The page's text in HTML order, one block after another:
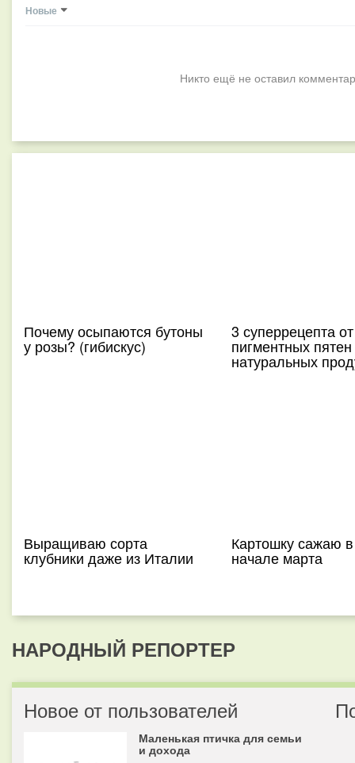
Новые
Никто ещё не оставил
Почему осыпаются бутоны
у розы? (гибискус)
3 суперрецепта от
пигментных пятен
натуральных
Выращиваю сорта
клубники даже из Италии
Картошку сажаю
начале марта
НАРОДНЫЙ РЕПОРТЕР
Новое от пользователей
Маленькая птичка для семьи
и дохода